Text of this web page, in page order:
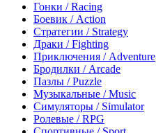
Гонки / Racing
Боевик / Action
Стратегии / Strategy
Драки / Fighting
Приключения / Adventure
Бродилки / Arcade
Пазлы / Puzzle
Музыкальные / Music
Симуляторы / Simulator
Ролевые / RPG